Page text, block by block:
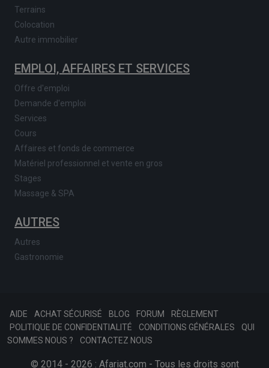
Terrains
Colocation
Autre immobilier
EMPLOI, AFFAIRES ET SERVICES
Offre d'emploi
Demande d'emploi
Services
Cours
Affaires et fonds de commerce
Matériel professionnel et vente en gros
Stages
Massage & SPA
AUTRES
Autres
Gastronomie
AIDE ACHAT SÉCURISÉ BLOG FORUM
RÈGLEMENT
POLITIQUE DE CONFIDENTIALITÉ
CONDITIONS GÉNÉRALES
QUI
SOMMES NOUS ?
CONTACTEZ NOUS
© 2014 - 2026 : Afariat.com - Tous les droits sont